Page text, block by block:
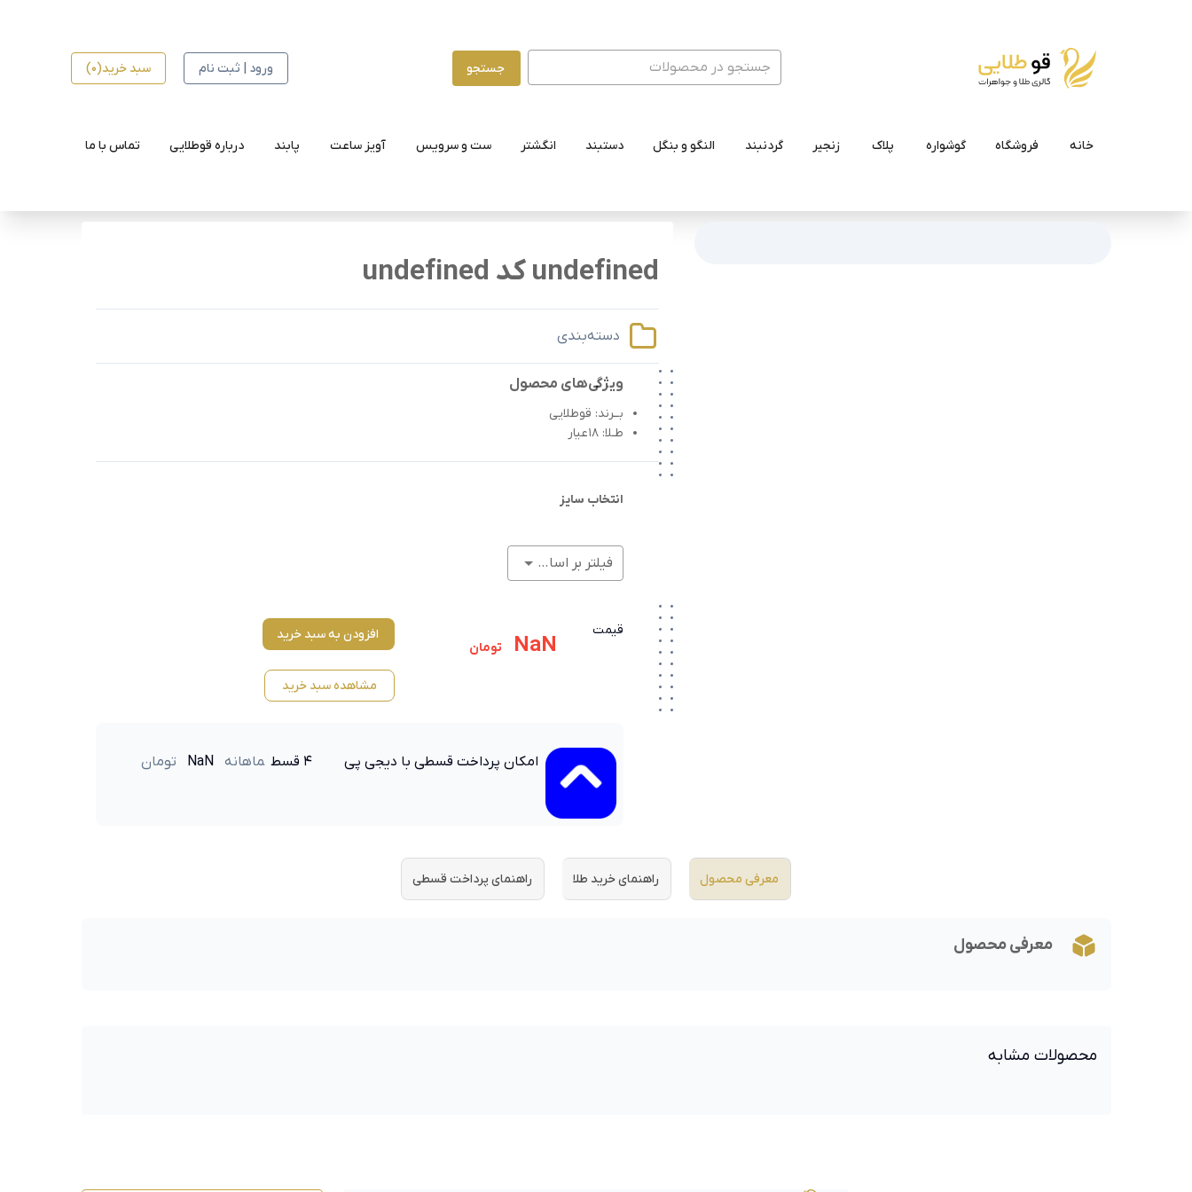
جستجو ورود | ثبت نام سبد خرید(0)
خانه فروشگاه گوشواره پلاک زنجیر گردنبند النگو و بنگل دستبند انگشتر ست و سرویس آویز ساعت پابند درباره قوطلایی تماس با ما
undefined کد undefined
دسته‌بندی
ویژگی‌های محصول
بــرند: قوطلایی
طـلا: 18عیار
انتخاب سایز
فیلتر بر اساس وزن (گرم)
قیمت
NaN تومان
افزودن به سبد خرید
مشاهده سبد خرید
امکان پرداخت قسطی با دیجی پی ۴ قسط ماهانه تومان
معرفی محصول راهنمای خرید طلا راهنمای پرداخت قسطی
معرفی محصول
محصولات مشابه